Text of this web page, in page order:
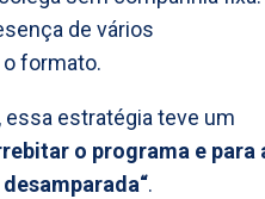
de vários
formato.
estratégia teve um
o programa e para
.